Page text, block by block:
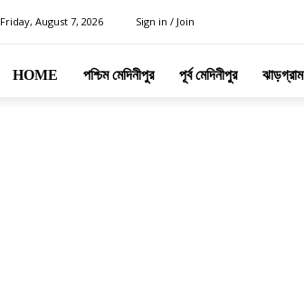
Friday, August 7, 2026 Sign in / Join
HOME পশ্চিম মেদিনীপুর পূর্ব মেদিনীপুর ঝাড়গ্রাম